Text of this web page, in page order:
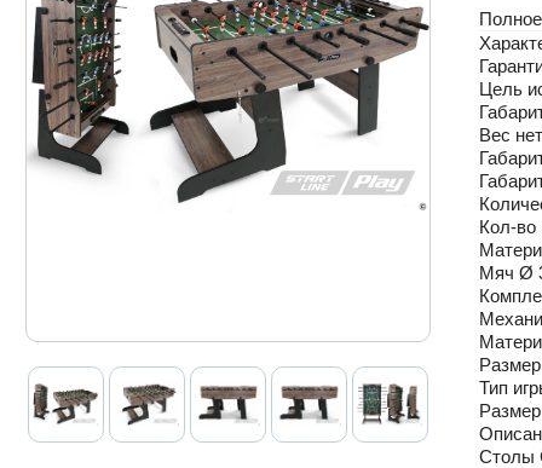
Цель
Вес
Кол-во
Мяч Ø
Тип
Столы